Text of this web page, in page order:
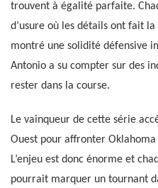
trouvent à égalité parfaite.
d’usure où les détails ont fait
montré une solidité défensive
Antonio a su compter sur des
rester dans la course.
Le vainqueur de cette série
Ouest pour affronter
L’enjeu est donc énorme et
pourrait marquer un tournant